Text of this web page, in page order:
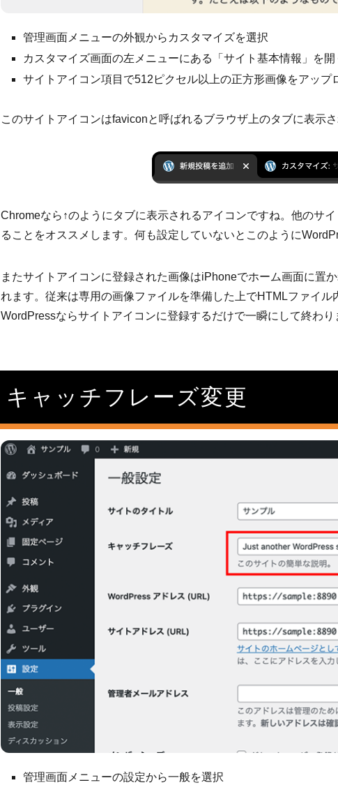
管理画面メニューの外観からカスタマイズを選択
カスタマイズ画面の左メニューにある「サイト基本情報」を開
サイトアイコン項目で512ピクセル以上の正方形画像をアップ
このサイトアイコンはfaviconと呼ばれるブラウザ上のタブに表示
Chromeなら↑のようにタブに表示されるアイコンですね。他のサ
ることをオススメします。何も設定していないとこのように
またサイトアイコンに登録された画像はiPhoneでホーム画面に置
れます。従来は専用の画像ファイルを準備した上でHTMLファイ
WordPressならサイトアイコンに登録するだけで一瞬にして終わり
キャッチフレーズ変更
管理画面メニューの設定から一般を選択